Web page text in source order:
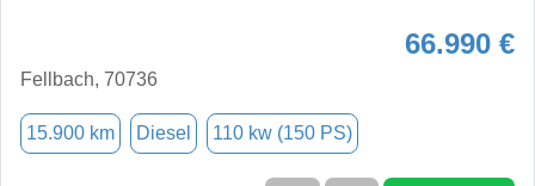
66.990 €
Fellbach, 70736
15.900 km Diesel 110 kw (150 PS)